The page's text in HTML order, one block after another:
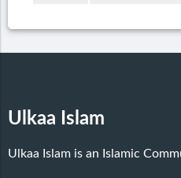
Ulkaa Islam
Ulkaa Islam is an Islamic